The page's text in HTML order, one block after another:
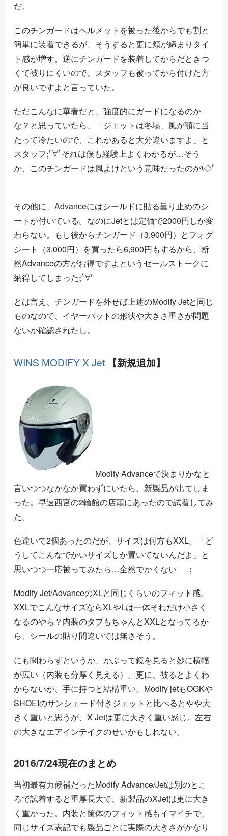
だ。
このチンガードはヘルメットを被った後からでも割と
簡単に装着できるが、そうすると更に頬が締まりタイ
ト感が増す。逆にチンガードを装着してからだときつ
くて被りにくいので、スタッフも被ってから付けた方
が良いですよと言っていた。
ただこんなに華奢だと、強度的にガードになるのか
な？と思っていたら、「ジェットは冬場、風が顎に当
たって冷たいので、これがあると大分違いますよ」と
スタッフ
;′∀′
それは僕も経験上よくわかるが…そう
か、このチンガードは風よけという意味だったのか
◇
′
その他に、Advanceにはシールドに貼る曇り止めのシ
ートが付いている。なのにJetとは定価で2000円しか変
わらない。もし後からチンガード（3,900円）とフォグ
シート（3,000円）を買ったら6,900円もするから、断
然Advanceの方がお得ですよというセールストークに
納得してしまった
;′∀′
とは言え、チンガードを外せば上述のModify Jetと同じ
ものなので、イヤーパットの形状や大きさ重さが問題
ないか確認されたし。
WINS MODIFY X Jet【新規追加】
Modify Advanceで決まりかなと
言いつつなかなか買わずにいたら、新製品が出てしま
った。早速西宮の2輪館の店頭にあったので試着してみ
た。
色違いで2個あったのだが、サイズは何方もXXL。「ど
うしてこんなでかいサイズしか置いてないんだよ」と
思いつつ一応被ってみたら…全然でかくない
−−;
Modify Jet/AdvanceのXLと同じくらいのフィット感。
XXLでこんなサイズならXLやLは一体それだけ小さく
なるのやら？内装のタブもちゃんとXXLとなってるか
ら、シールの貼り間違いでは無さそう。
にも関わらずというか、かぶって鏡を見ると妙に横幅
が広い（内装も分厚く見える）。更に、被るとよくわ
からないが、手に持つと結構重い。Modify jetもOGKや
SHOEIのサンシェード付きジェットと比べるとやや大
きく重いと思うが、X Jetは更に大きく重い感じ。左右
の大きなエアインテイクのせいかもしれない。
2016/7/24現在のまとめ
当初最有力候補だったModify Advance/Jetは別のとこ
ろで試着すると重厚長大で、新製品のXJetは更に大き
く重かった。内装と筐体のフィット感もイマイチで、
同じサイズ表記でも製品ごとに実際の大きさがかなり